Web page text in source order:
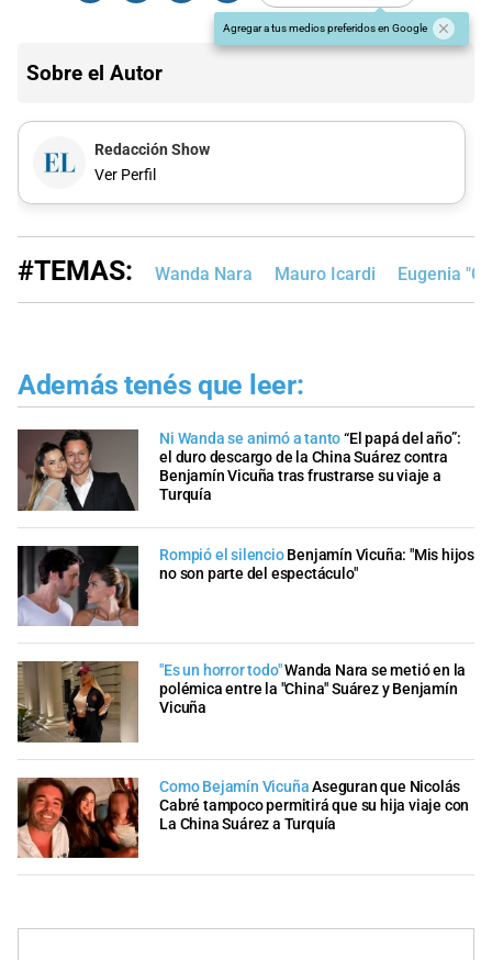
Agregar a tus medios preferidos en Google
Sobre el Autor
Redacción Show
Ver Perfil
#TEMAS: Wanda Nara Mauro Icardi Eugenia
Además tenés que leer:
Ni Wanda se animó a tanto“El papá del año”:
el duro descargo de la China Suárez contra
Benjamín Vicuña tras frustrarse su viaje a
Turquía
Rompió el silencio Benjamín Vicuña: "Mis hijos
no son parte del espectáculo"
"Es un horror todo"Wanda Nara se metió en la
polémica entre la "China" Suárez y Benjamín
Vicuña
Como Bejamín VicuñaAseguran que Nicolás
Cabré tampoco permitirá que su hija viaje con
La China Suárez a Turquía